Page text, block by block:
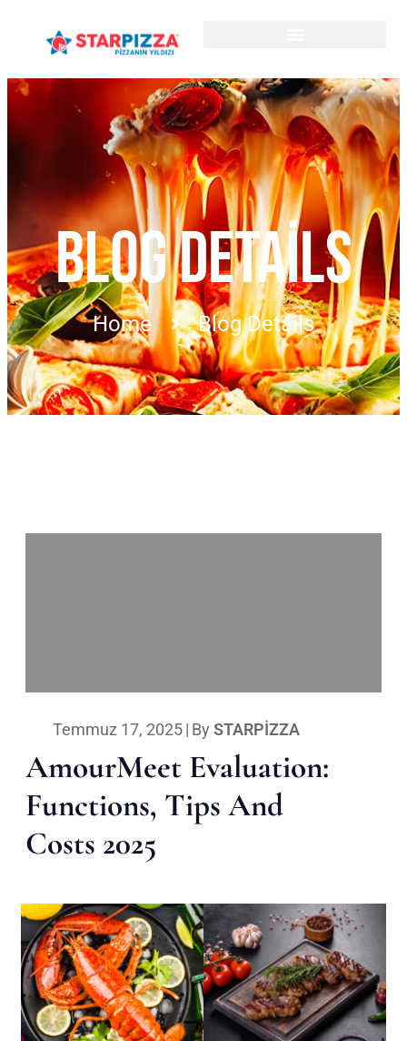
BLOG DETAILS
Home Blog Details
Temmuz 17, 2025| By STARPIZZA
AmourMeet Evaluation:
Functions, Tips And
Costs 2025